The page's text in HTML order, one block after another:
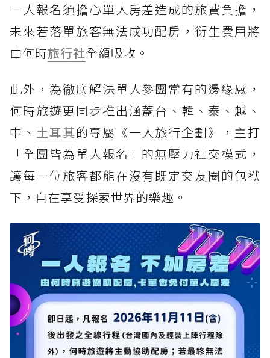
一人報名須擔心單人房差造成的旅費負擔，
未來若落單旅客無法成功配房，衍生費用將
由何時旅行社全額吸收。
此外，為徹底解決單人參團常有的邊緣感，
何時旅遊更同步推出涵蓋台、韓、泰、越、
中、 土耳其的專屬《一人旅行企劃》，主打
「全團皆為單人報名」的無壓力社交模式，
讓每一位旅客都能在沒有既定交友圈的包袱
下，自在享受探索世界的樂趣。